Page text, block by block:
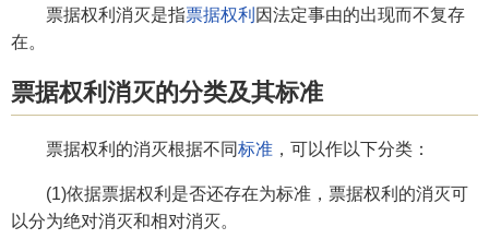
票据权利消灭是指票据权利 因法定事由的出现而不复存
在。
票据权利消灭的分类及其标准
票据权利的消灭根据不同标准 ，可以作以下分类：
(1)依据票据权利是否还存在为标准，票据权利的消灭可
以分为绝对消灭和相对消灭。